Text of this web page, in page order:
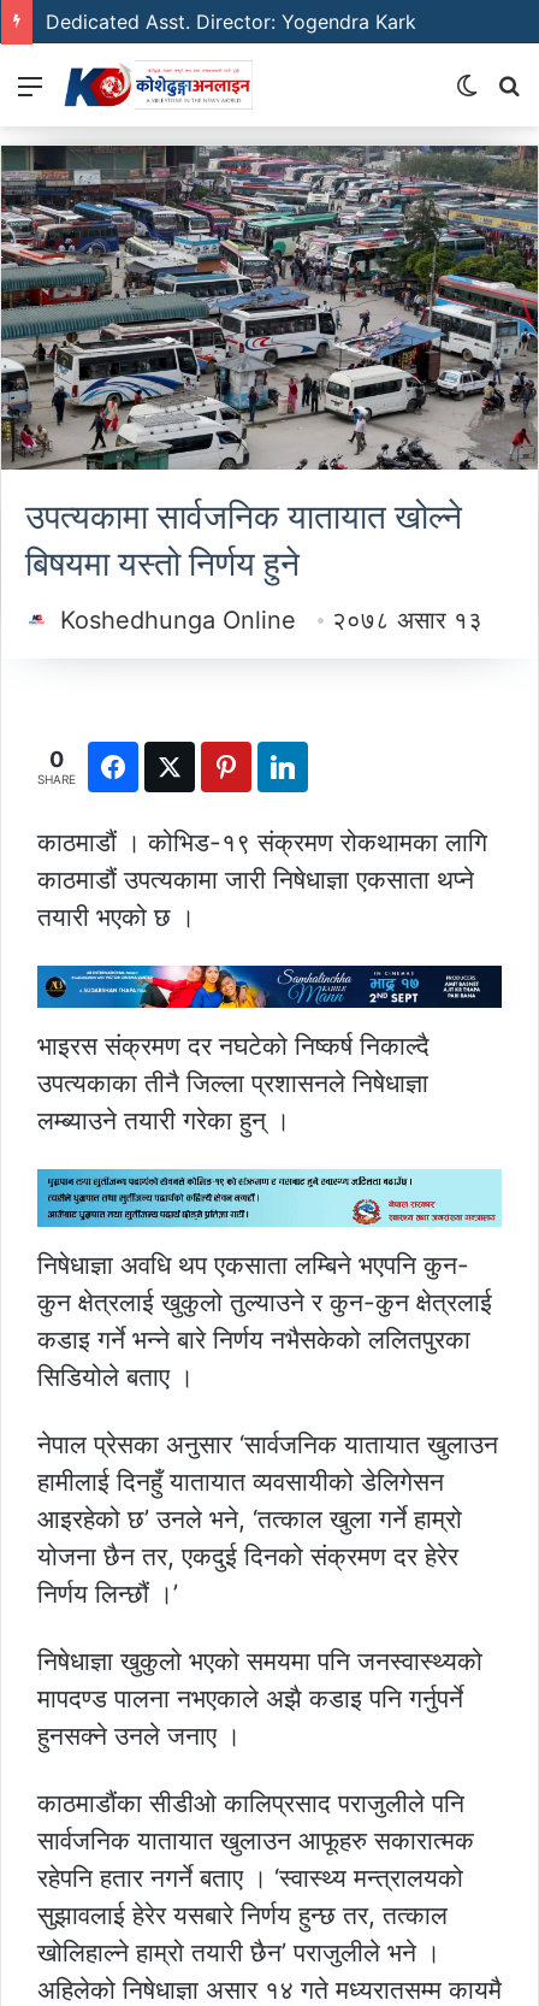
Dedicated Asst. Director: Yogendra Kark
Menu
Switch
उपत्यकामा सार्वजनिक यातायात खोल्ने
बिषयमा यस्तो निर्णय हुने
Koshedhunga Online २०७८ असार १३
0
SHARE
काठमाडौं । कोभिड-१९ संक्रमण रोकथामका लागि
काठमाडौं उपत्यकामा जारी निषेधाज्ञा एकसाता थप्ने
तयारी भएको छ ।
भाइरस संक्रमण दर नघटेको निष्कर्ष निकाल्दै
उपत्यकाका तीनै जिल्ला प्रशासनले निषेधाज्ञा
लम्ब्याउने तयारी गरेका हुन् ।
निषेधाज्ञा अवधि थप एकसाता लम्बिने भएपनि कुन-
कुन क्षेत्रलाई खुकुलो तुल्याउने र कुन-कुन क्षेत्रलाई
कडाइ गर्ने भन्ने बारे निर्णय नभैसकेको ललितपुरका
सिडियोले बताए ।
नेपाल प्रेसका अनुसार ‘सार्वजनिक यातायात खुलाउन
हामीलाई दिनहुँ यातायात व्यवसायीको डेलिगेसन
आइरहेको छ’ उनले भने, ‘तत्काल खुला गर्ने हाम्रो
योजना छैन तर, एकदुई दिनको संक्रमण दर हेरेर
निर्णय लिन्छौं ।’
निषेधाज्ञा खुकुलो भएको समयमा पनि जनस्वास्थ्यको
मापदण्ड पालना नभएकाले अझै कडाइ पनि गर्नुपर्ने
हुनसक्ने उनले जनाए ।
काठमाडौंका सीडीओ कालिप्रसाद पराजुलीले पनि
सार्वजनिक यातायात खुलाउन आफूहरु सकारात्मक
रहेपनि हतार नगर्ने बताए । ‘स्वास्थ्य मन्त्रालयको
सुझावलाई हेरेर यसबारे निर्णय हुन्छ तर, तत्काल
खोलिहाल्ने हाम्रो तयारी छैन’ पराजुलीले भने ।
अहिलेको निषेधाज्ञा असार १४ गते मध्यरातसम्म कायमै